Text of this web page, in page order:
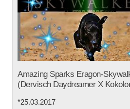
Amazing Sparks Eragon-
(Dervisch Daydreamer X
*25.03.2017